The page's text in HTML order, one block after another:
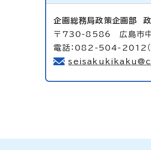
企画総務局政策企画部
〒730-8586 広島市中
電話：082-504-2012